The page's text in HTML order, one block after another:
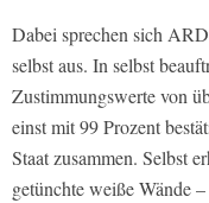
Dabei sprechen sich
selbst aus. In selbst
Zustimmungswerte von
einst mit 99 Prozent
Staat zusammen. Selbst
getünchte weiße Wände